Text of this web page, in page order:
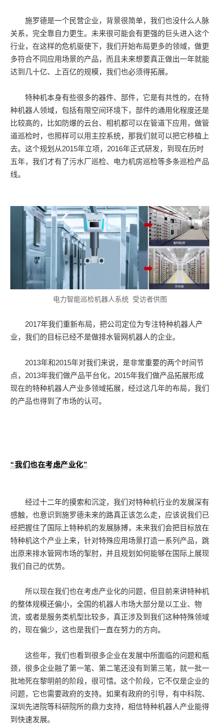
施罗德是一个民营企业，背景很简单，我们也没什么人脉
关系，完全靠自力更生。未来很可能会有更强的巨头进入这个
行业，在这样的危机驱使下，我们开始布局更多的领域，做更
多符合不同应用场景的产品，而且未来想要真正做出一年就能
达到几十亿、上百亿的规模，我们也必须得拓展。
特种机本身有些很多的器件、部件，它是有共性的，在特
种机器人领域，包括有限空间环境下，部件的通用化程度还是
比较高的，比如防爆的云台、相机都可以在管道下应用，做管
道巡检时，也照样可以用主控系统，那我们就可以把它移植上
去。这个规划从2015年立项，2016年正式研发，到现在历时
五年，我们才有了污水厂巡检、电力机房巡检等多条巡检产品
线。
电力智能巡检机器人系统 受访者供图
2017年我们重新布局，把公司定位为专注特种机器人产
业，我们的目标已经不是做排水管网机器人的企业。
2013年和2015年对我们来说，是非常重要的两个时间节
点，2013年我们做产品平台化，2015年我们做产品拓展形成
现在的特种机器人产业多领域拓展，经过这几年的布局，我们
的产品也得到了市场的认可。
“我们也在考虑产业化”
经过十二年的摸索和沉淀，我们对特种机行业的发展深有
感触，也意识到施罗德未来的路真正该怎么走，应该说我们已
经把握住了国际上特种机的发展脉搏，未来我们会把目标放在
特种机这个产业上来，针对特殊应用场景打造一系列产品，跳
出原来排水管网市场的掣肘，并且规划如何能够在国际上展现
我们自己的优势。
所以现在我们也在考虑产业化的问题，但目前来讲特种机
的整体规模还偏小，全国的机器人市场大部分是以工业、物
流，或者是服务类机型比较多，真正涉及到我们这种特殊领域
的，现在偏少，这也是我们一直在努力的方向。
这些年，我们也看到很多企业在发展中所面临的问题和瓶
颈，很多企业融了第一笔、第二笔还没有到第三笔，就一批一
批地死在黎明前的阶段，很可惜。这个阶段，它不仅是企业的
问题，它也需要政府的支持。如果有政府的引导，有中科院、
深圳先进院等科研院所的鼎力支持，相信特种机器人产业能得
到快速发展。